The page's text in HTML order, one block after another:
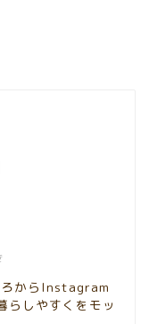
ろからInstagram
らしやすくをモッ